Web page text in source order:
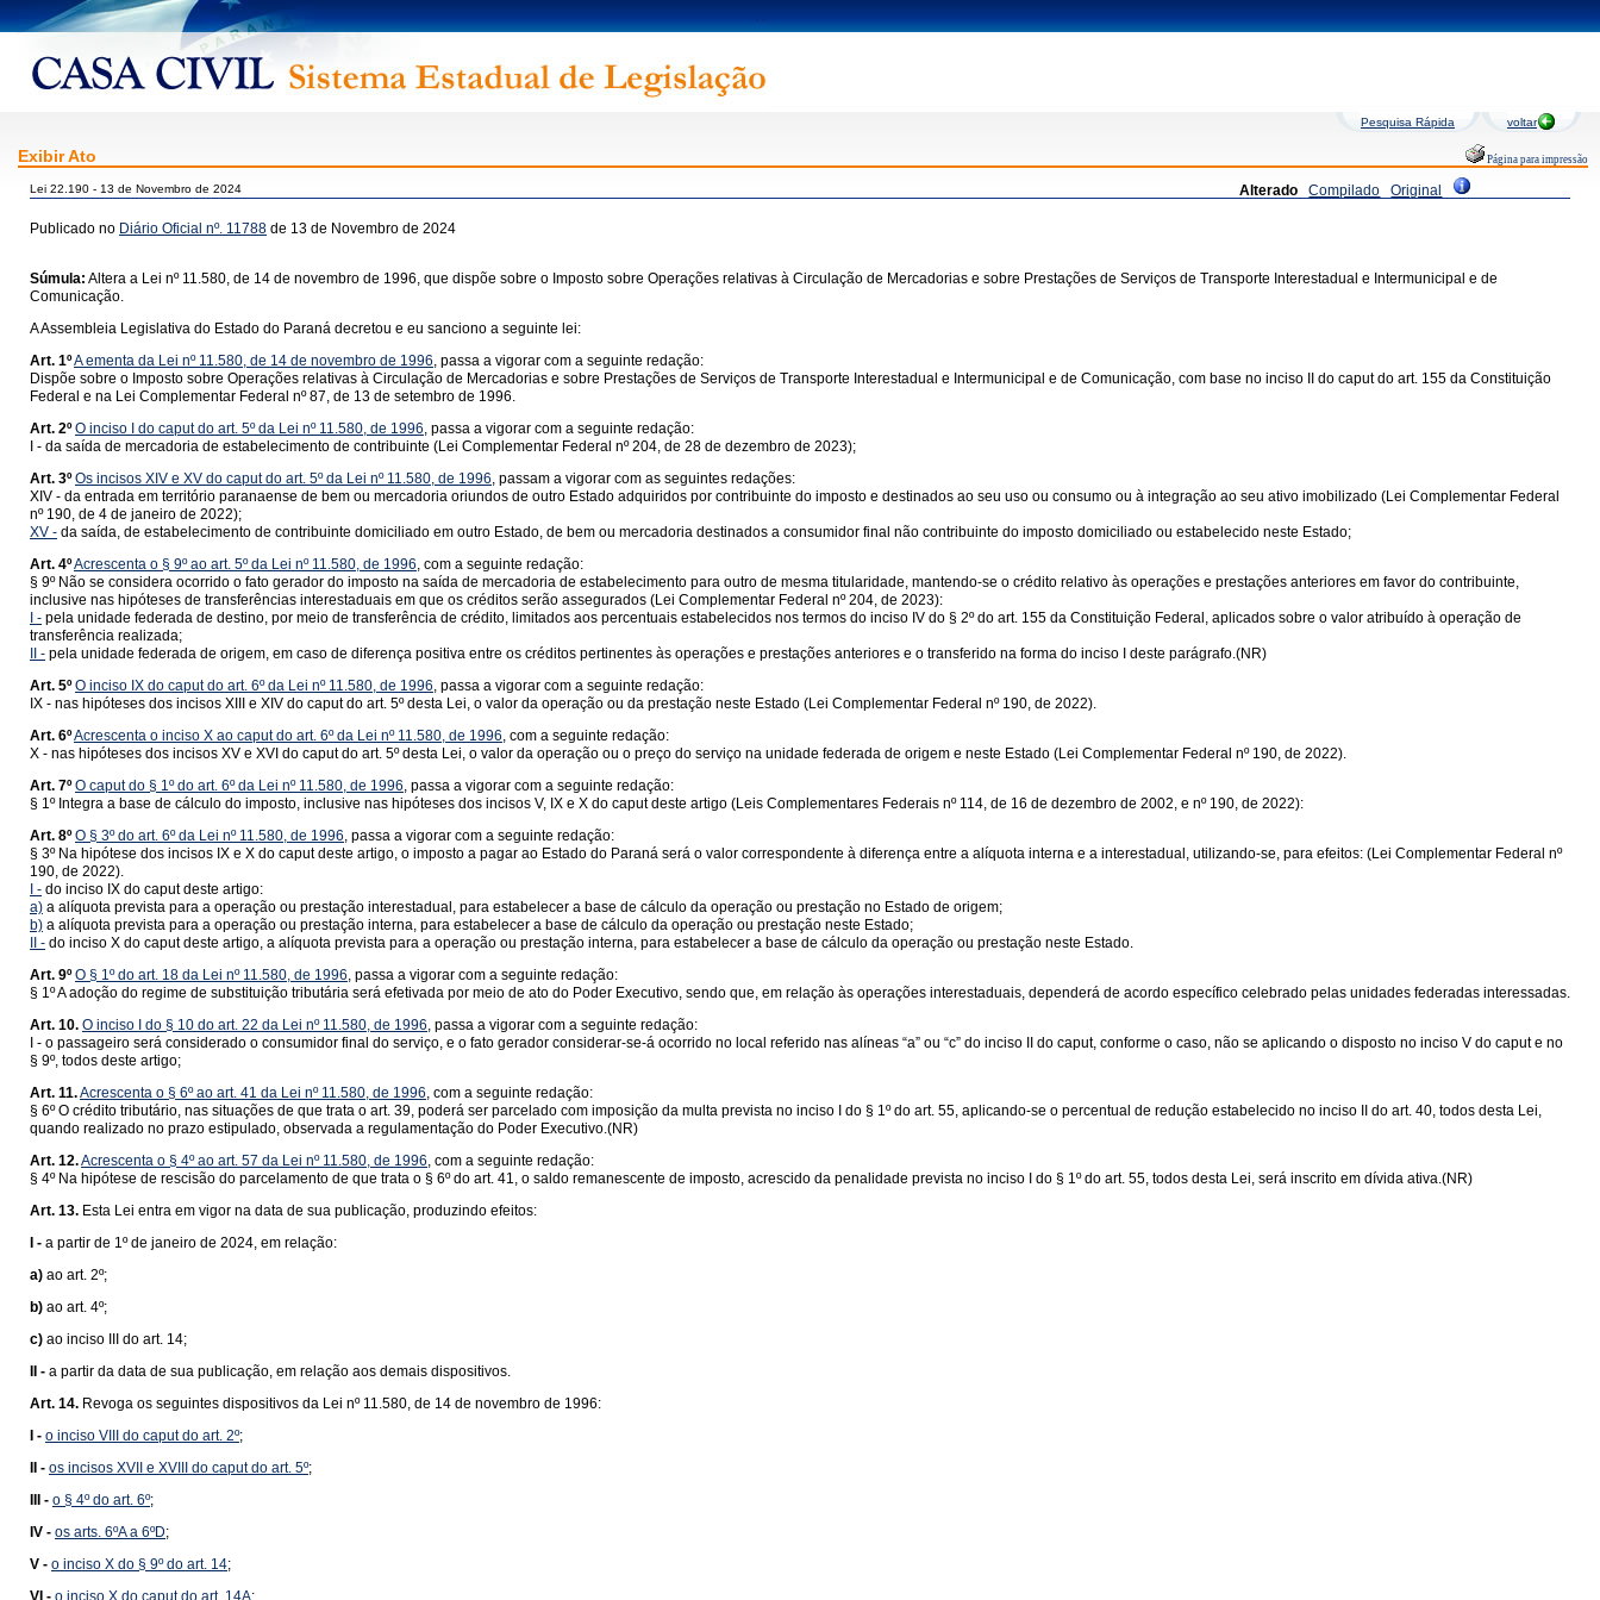
Pesquisa Rápida voltar
Exibir Ato Página para impressão
Alterado Compilado Original
Lei 22.190 - 13 de Novembro de 2024
Publicado no Diário Oficial nº. 11788 de 13 de Novembro de 2024
Súmula: Altera a Lei nº 11.580, de 14 de novembro de 1996, que dispõe sobre o Imposto sobre Operações relativas à Circulação de Mercadorias e sobre Prestações de Serviços de Transporte Interestadual e Intermunicipal e de
Comunicação.
A Assembleia Legislativa do Estado do Paraná decretou e eu sanciono a seguinte lei:
Art. 1ºA ementa da Lei nº 11.580, de 14 de novembro de 1996, passa a vigorar com a seguinte redação:
Dispõe sobre o Imposto sobre Operações relativas à Circulação de Mercadorias e sobre Prestações de Serviços de Transporte Interestadual e Intermunicipal e de Comunicação, com base no inciso II do caput do art. 155 da Constituição
Federal e na Lei Complementar Federal nº 87, de 13 de setembro de 1996.
Art. 2º O inciso I do caput do art. 5º da Lei nº 11.580, de 1996, passa a vigorar com a seguinte redação:
I - da saída de mercadoria de estabelecimento de contribuinte (Lei Complementar Federal nº 204, de 28 de dezembro de 2023);
Art. 3º Os incisos XIV e XV do caput do art. 5º da Lei nº 11.580, de 1996, passam a vigorar com as seguintes redações:
XIV - da entrada em território paranaense de bem ou mercadoria oriundos de outro Estado adquiridos por contribuinte do imposto e destinados ao seu uso ou consumo ou à integração ao seu ativo imobilizado (Lei Complementar Federal
nº 190, de 4 de janeiro de 2022);
XV - da saída, de estabelecimento de contribuinte domiciliado em outro Estado, de bem ou mercadoria destinados a consumidor final não contribuinte do imposto domiciliado ou estabelecido neste Estado;
Art. 4ºAcrescenta o § 9º ao art. 5º da Lei nº 11.580, de 1996, com a seguinte redação:
§ 9º Não se considera ocorrido o fato gerador do imposto na saída de mercadoria de estabelecimento para outro de mesma titularidade, mantendo-se o crédito relativo às operações e prestações anteriores em favor do contribuinte,
inclusive nas hipóteses de transferências interestaduais em que os créditos serão assegurados (Lei Complementar Federal nº 204, de 2023):
I - pela unidade federada de destino, por meio de transferência de crédito, limitados aos percentuais estabelecidos nos termos do inciso IV do § 2º do art. 155 da Constituição Federal, aplicados sobre o valor atribuído à operação de
transferência realizada;
II - pela unidade federada de origem, em caso de diferença positiva entre os créditos pertinentes às operações e prestações anteriores e o transferido na forma do inciso I deste parágrafo.(NR)
Art. 5º O inciso IX do caput do art. 6º da Lei nº 11.580, de 1996, passa a vigorar com a seguinte redação:
IX - nas hipóteses dos incisos XIII e XIV do caput do art. 5º desta Lei, o valor da operação ou da prestação neste Estado (Lei Complementar Federal nº 190, de 2022).
Art. 6ºAcrescenta o inciso X ao caput do art. 6º da Lei nº 11.580, de 1996, com a seguinte redação:
X - nas hipóteses dos incisos XV e XVI do caput do art. 5º desta Lei, o valor da operação ou o preço do serviço na unidade federada de origem e neste Estado (Lei Complementar Federal nº 190, de 2022).
Art. 7º O caput do § 1º do art. 6º da Lei nº 11.580, de 1996, passa a vigorar com a seguinte redação:
§ 1º Integra a base de cálculo do imposto, inclusive nas hipóteses dos incisos V, IX e X do caput deste artigo (Leis Complementares Federais nº 114, de 16 de dezembro de 2002, e nº 190, de 2022):
Art. 8º O § 3º do art. 6º da Lei nº 11.580, de 1996, passa a vigorar com a seguinte redação:
§ 3º Na hipótese dos incisos IX e X do caput deste artigo, o imposto a pagar ao Estado do Paraná será o valor correspondente à diferença entre a alíquota interna e a interestadual, utilizando-se, para efeitos: (Lei Complementar Federal nº
190, de 2022).
I - do inciso IX do caput deste artigo:
a) a alíquota prevista para a operação ou prestação interestadual, para estabelecer a base de cálculo da operação ou prestação no Estado de origem;
b) a alíquota prevista para a operação ou prestação interna, para estabelecer a base de cálculo da operação ou prestação neste Estado;
II - do inciso X do caput deste artigo, a alíquota prevista para a operação ou prestação interna, para estabelecer a base de cálculo da operação ou prestação neste Estado.
Art. 9º O § 1º do art. 18 da Lei nº 11.580, de 1996, passa a vigorar com a seguinte redação:
§ 1º A adoção do regime de substituição tributária será efetivada por meio de ato do Poder Executivo, sendo que, em relação às operações interestaduais, dependerá de acordo específico celebrado pelas unidades federadas interessadas.
Art. 10. O inciso I do § 10 do art. 22 da Lei nº 11.580, de 1996, passa a vigorar com a seguinte redação:
I - o passageiro será considerado o consumidor final do serviço, e o fato gerador considerar-se-á ocorrido no local referido nas alíneas “a” ou “c” do inciso II do caput, conforme o caso, não se aplicando o disposto no inciso V do caput e no
§ 9º, todos deste artigo;
Art. 11.Acrescenta o § 6º ao art. 41 da Lei nº 11.580, de 1996, com a seguinte redação:
§ 6º O crédito tributário, nas situações de que trata o art. 39, poderá ser parcelado com imposição da multa prevista no inciso I do § 1º do art. 55, aplicando-se o percentual de redução estabelecido no inciso II do art. 40, todos desta Lei,
quando realizado no prazo estipulado, observada a regulamentação do Poder Executivo.(NR)
Art. 12.Acrescenta o § 4º ao art. 57 da Lei nº 11.580, de 1996, com a seguinte redação:
§ 4º Na hipótese de rescisão do parcelamento de que trata o § 6º do art. 41, o saldo remanescente de imposto, acrescido da penalidade prevista no inciso I do § 1º do art. 55, todos desta Lei, será inscrito em dívida ativa.(NR)
Art. 13. Esta Lei entra em vigor na data de sua publicação, produzindo efeitos:
I - a partir de 1º de janeiro de 2024, em relação:
a) ao art. 2º;
b) ao art. 4º;
c) ao inciso III do art. 14;
II - a partir da data de sua publicação, em relação aos demais dispositivos.
Art. 14. Revoga os seguintes dispositivos da Lei nº 11.580, de 14 de novembro de 1996:
I - o inciso VIII do caput do art. 2º;
II - os incisos XVII e XVIII do caput do art. 5º;
III - o § 4º do art. 6º;
IV - os arts. 6ºA a 6ºD;
V - o inciso X do § 9º do art. 14;
VI - o inciso X do caput do art. 14A;